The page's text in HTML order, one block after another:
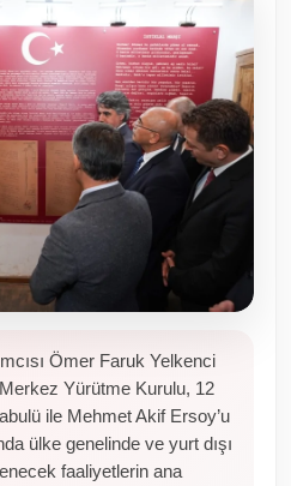
Ömer Faruk Yelkenci
Yürütme Kurulu, 12
ile Mehmet Akif Ersoy’u
ülke genelinde ve yurt dışı
faaliyetlerin ana